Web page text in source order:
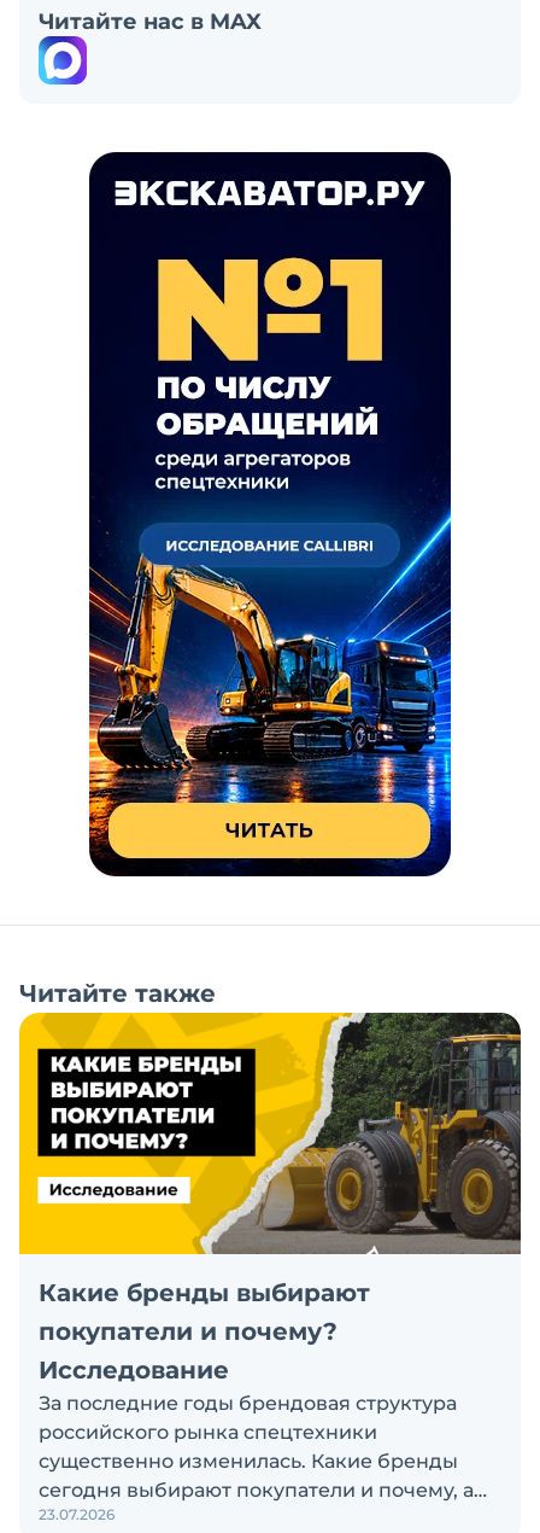
Читайте нас в MAX
Читайте также
Какие бренды выбирают
покупатели и почему?
Исследование
За последние годы брендовая структура
российского рынка спецтехники
существенно изменилась. Какие бренды
сегодня выбирают покупатели и почему, а
также кого считают лидерами рынка?
23.07.2026